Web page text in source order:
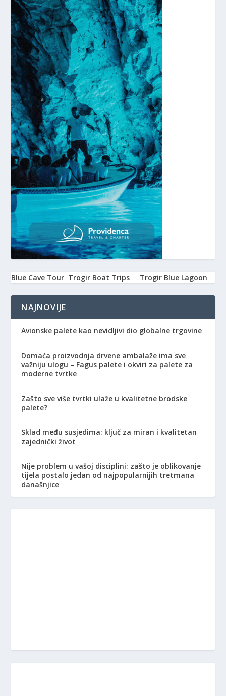
Blue Cave Tour Trogir Boat Trips Trogir Blue Lagoon
NAJNOVIJE
Avionske palete kao nevidljivi dio globalne trgovine
Domaća proizvodnja drvene ambalaže ima sve
važniju ulogu – Fagus palete i okviri za palete za
moderne tvrtke
Zašto sve više tvrtki ulaže u kvalitetne brodske
palete?
Sklad među susjedima: ključ za miran i kvalitetan
zajednički život
Nije problem u vašoj disciplini: zašto je oblikovanje
tijela postalo jedan od najpopularnijih tretmana
današnjice